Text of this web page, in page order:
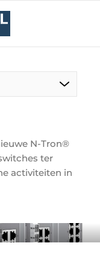
N-Tron®
ter
activiteiten in